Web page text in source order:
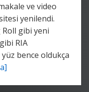
ve video
yenilendi.
Roll gibi yeni
RIA
bence oldukça